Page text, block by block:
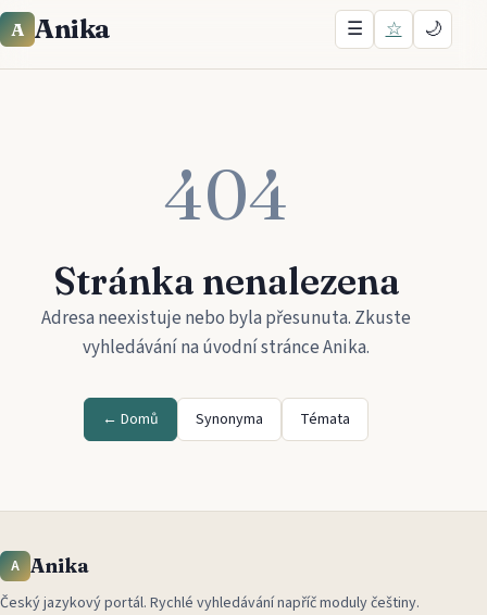
A Anika ☰ ☆ 🌙
404
Stránka nenalezena
Adresa neexistuje nebo byla přesunuta. Zkuste
vyhledávání na úvodní stránceAnika.
← Domů Synonyma Témata
A Anika
Český jazykový portál. Rychlé vyhledávání napříč moduly češtiny.